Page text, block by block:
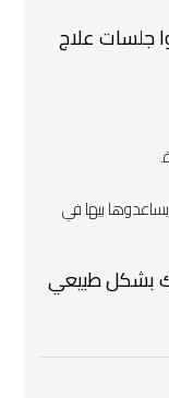
جلسات علاج
بيها في
بشكل طبيعي